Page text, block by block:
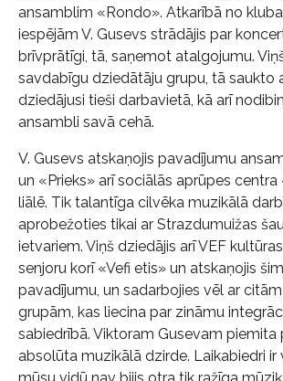
ansamblim «Rondo». Atkarībā no
iespējām V. Gusevs strādājis par
brīvprātīgi, tā, saņemot atalgojumu.
savdabīgu dziedātāju grupu, tā saukto
dziedājusi tieši darbavietā, kā arī
ansambli savā cehā.
V. Gusevs atskaņojis pavadījumu
un «Prieks» arī sociālās aprūpes centra
liālē. Tik talantīga cilvēka muzikālā
aprobežoties tikai ar Strazdumuižas
ietvariem. Viņš dziedājis arī VEF
senjoru korī «Vefi etis» un atskaņojis
pavadījumu, un sadarbojies vēl ar
grupām, kas liecina par zināmu
sabiedrībā. Viktoram Gusevam piemita
absolūta muzikālā dzirde. Laikabiedri ir